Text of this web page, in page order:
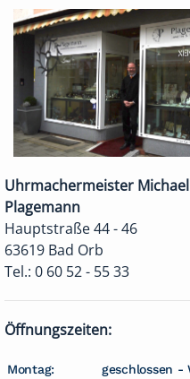
Uhrmachermeister Michael
Plagemann
Hauptstraße 44 - 46
63619 Bad Orb
Tel.: 0 60 52 - 55 33
Öffnungszeiten:
Montag: geschlossen -